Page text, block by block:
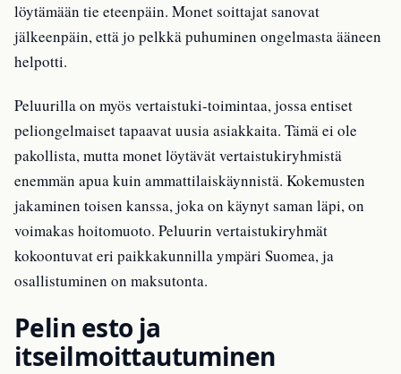
löytämään tie eteenpäin. Monet soittajat sanovat
jälkeenpäin, että jo pelkkä puhuminen ongelmasta ääneen
helpotti.
Peluurilla on myös vertaistuki-toimintaa, jossa entiset
peliongelmaiset tapaavat uusia asiakkaita. Tämä ei ole
pakollista, mutta monet löytävät vertaistukiryhmistä
enemmän apua kuin ammattilaiskäynnistä. Kokemusten
jakaminen toisen kanssa, joka on käynyt saman läpi, on
voimakas hoitomuoto. Peluurin vertaistukiryhmät
kokoontuvat eri paikkakunnilla ympäri Suomea, ja
osallistuminen on maksutonta.
Pelin esto ja
itseilmoittautuminen